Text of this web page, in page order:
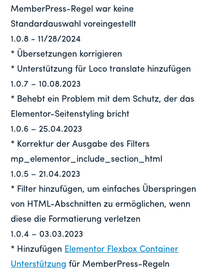
MemberPress-Regel war keine
Standardauswahl voreingestellt
1.0.8 - 11/28/2024
* Übersetzungen korrigieren
* Unterstützung für Loco translate hinzufügen
1.0.7 – 10.08.2023
* Behebt ein Problem mit dem Schutz, der das
Elementor-Seitenstyling bricht
1.0.6 – 25.04.2023
* Korrektur der Ausgabe des Filters
mp_elementor_include_section_html
1.0.5 – 21.04.2023
* Filter hinzufügen, um einfaches Überspringen
von HTML-Abschnitten zu ermöglichen, wenn
diese die Formatierung verletzen
1.0.4 – 03.03.2023
* Hinzufügen Elementor Flexbox Container
Unterstützung für MemberPress-Regeln